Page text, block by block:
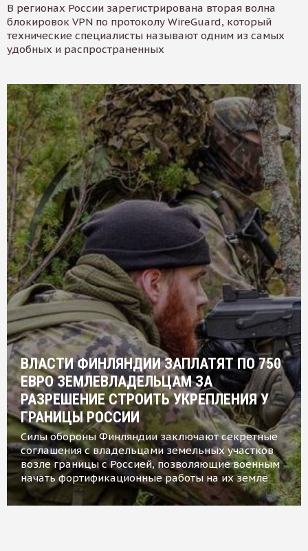
В регионах России зарегистрирована вторая волна
блокировок VPN по протоколу WireGuard, который
технические специалисты называют одним из самых
удобных и распространенных
ВЛАСТИ ФИНЛЯНДИИ ЗАПЛАТЯТ ПО 750
ЕВРО ЗЕМЛЕВЛАДЕЛЬЦАМ ЗА
РАЗРЕШЕНИЕ СТРОИТЬ УКРЕПЛЕНИЯ У
ГРАНИЦЫ РОССИИ
Силы обороны Финляндии заключают секретные
соглашения с владельцами земельных участков
возле границы с Россией, позволяющие военным
начать фортификационные работы на их земле